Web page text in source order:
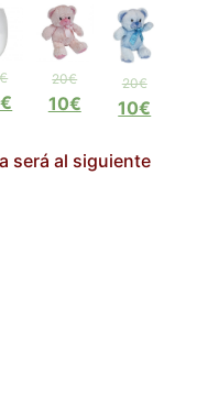
20€
10€
20€
10€
será al siguiente